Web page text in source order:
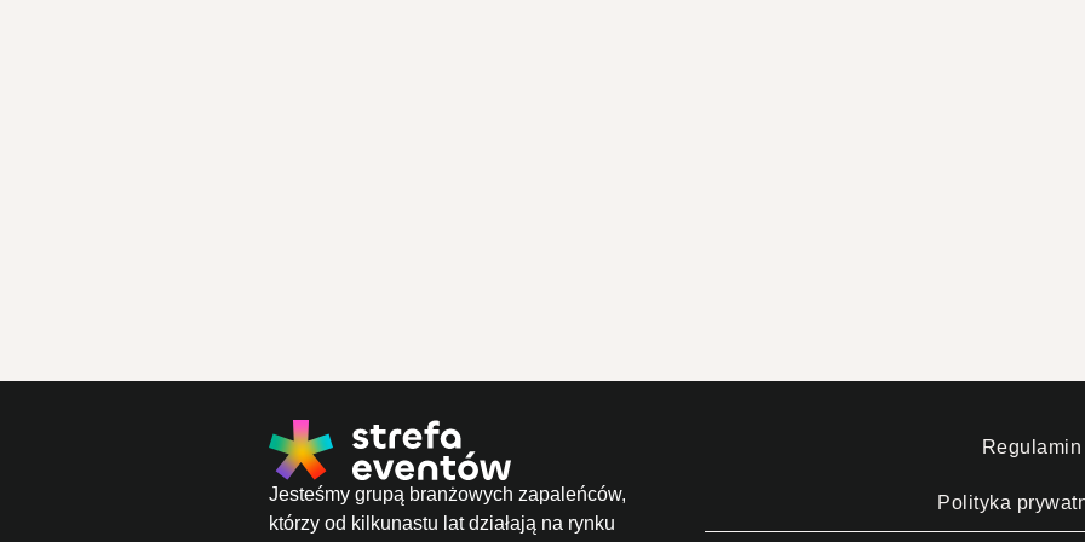
Jesteśmy grupą branżowych zapaleńców,
którzy od kilkunastu lat działają na rynku
Regulamin
Polityka